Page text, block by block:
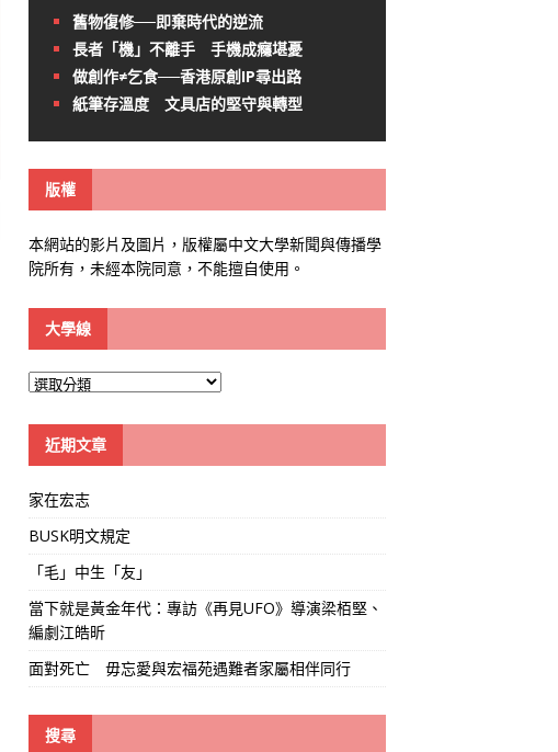
舊物復修──即棄時代的逆流
長者「機」不離手 手機成癮堪憂
做創作≠乞食──香港原創IP尋出路
紙筆存溫度 文具店的堅守與轉型
版權
本網站的影片及圖片，版權屬中文大學新聞與傳播學
院所有，未經本院同意，不能擅自使用。
大學線
大
線
近期文章
家在宏志
BUSK明文規定
「毛」中生「友」
當下就是黃金年代：專訪《再見UFO》導演梁栢堅、
編劇江皓昕
面對死亡 毋忘愛與宏福苑遇難者家屬相伴同行
搜尋